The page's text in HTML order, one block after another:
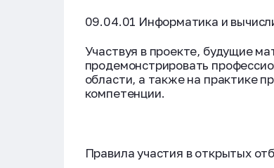
09.04.01 Информатика и
Участвуя в проекте, будущие
продемонстрировать
области, а также на практике
компетенции.
Правила участия в открытых